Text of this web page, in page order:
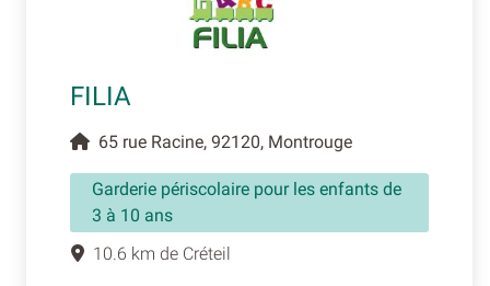
FILIA
65 rue Racine, 92120, Montrouge
Garderie périscolaire pour les enfants de
3 à 10 ans
10.6 km de Créteil